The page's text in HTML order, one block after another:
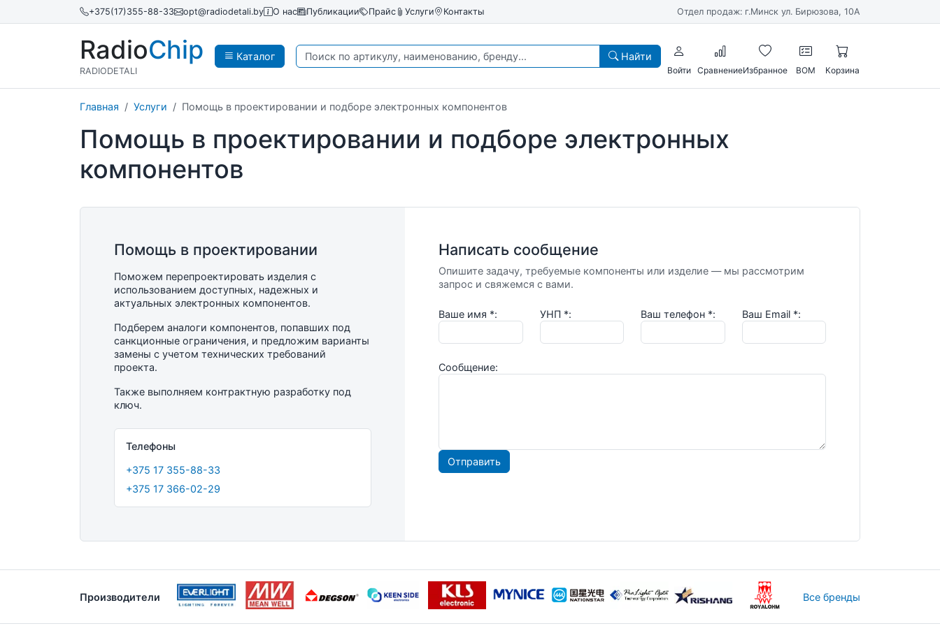
+375(17)355-88-33 opt@radiodetali.by О нас Публикации Прайс Услуги Контакты Отдел продаж: г.Минск ул. Бирюзова, 10А
Каталог
RadioChip
RADIODETALI
Найти
Войти СравнениеИзбранное BOM Корзина
Главная Услуги Помощь в проектировании и подборе электронных компонентов
Помощь в проектировании и подборе электронных
компонентов
Помощь в проектировании
Поможем перепроектировать изделия с
использованием доступных, надежных и
актуальных электронных компонентов.
Подберем аналоги компонентов, попавших под
санкционные ограничения, и предложим варианты
замены с учетом технических требований
проекта.
Также выполняем контрактную разработку под
ключ.
Телефоны
+375 17 355-88-33
+375 17 366-02-29
Написать сообщение
Опишите задачу, требуемые компоненты или изделие — мы рассмотрим
запрос и свяжемся с вами.
Ваше имя *: УНП *: Ваш телефон *: Ваш Email *:
Сообщение:
Производители Все бренды